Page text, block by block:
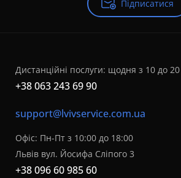
Підписатися
Дистанційні послуги: щодня з 10 до 20
+38 063 243 69 90
support@lvivservice.com.ua
Офіс: Пн-Пт з 10:00 до 18:00
Львів вул. Йосифа Сліпого 3
+38 096 60 985 60